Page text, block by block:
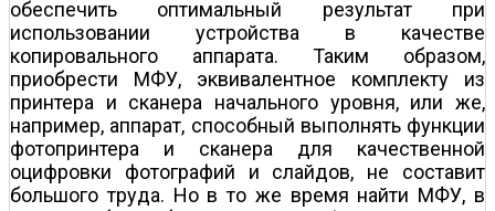
обеспечить оптимальный результат при
использовании устройства в качестве
копировального аппарата. Таким образом,
приобрести МФУ, эквивалентное комплекту из
принтера и сканера начального уровня, или же,
например, аппарат, способный выполнять функции
фотопринтера и сканера для качественной
оцифровки фотографий и слайдов, не составит
большого труда. Но в то же время найти МФУ, в